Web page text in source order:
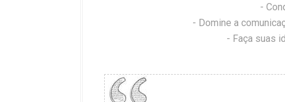
-
- Domine a
- Faça suas